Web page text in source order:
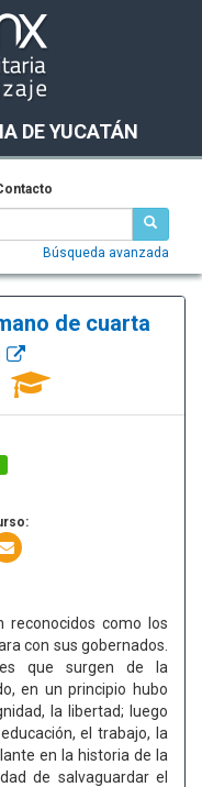
DE YUCATÁN
Búsqueda avanzada
de cuarta
reconocidos como los
con sus gobernados.
que surgen de la
en un principio hubo
la libertad; luego
el trabajo, la
en la historia de la
de salvaguardar el